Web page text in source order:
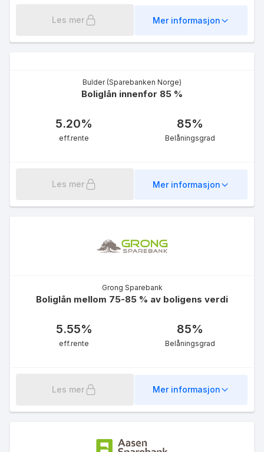
Les mer Mer informasjon
Bulder (Sparebanken Norge)
Boliglån innenfor 85 %
5.20%
eff.rente
85%
Belåningsgrad
Les mer Mer informasjon
Grong Sparebank
Boliglån mellom 75-85 % av boligens verdi
5.55%
eff.rente
85%
Belåningsgrad
Les mer Mer informasjon